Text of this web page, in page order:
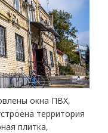
окна ПВХ,
территория
плитка,